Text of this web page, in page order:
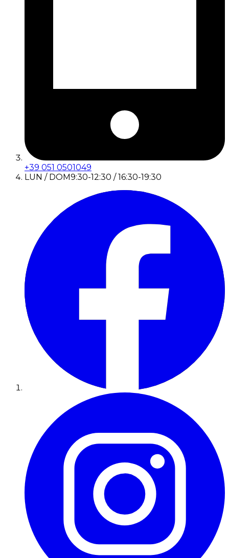
+39 051 0501049
LUN / DOM9:30-12:30 / 16:30-19:30